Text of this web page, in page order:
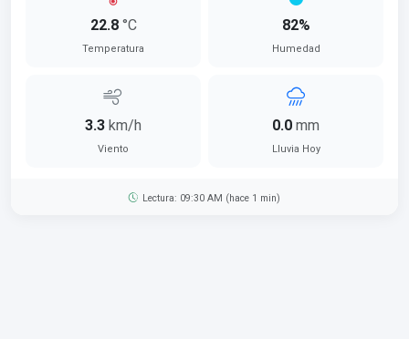
22.8 °C
Temperatura
82%
Humedad
3.3 km/h
Viento
0.0 mm
Lluvia Hoy
Lectura: 09:30 AM (hace 1 min)